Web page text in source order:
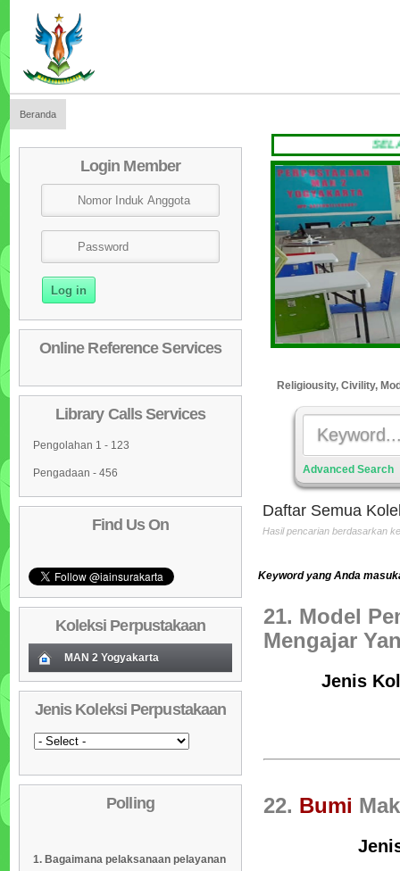
Beranda
Login Member
Online Reference Services
Library Calls Services
Pengolahan 1 - 123
Pengadaan - 456
Find Us On
Koleksi Perpustakaan
MAN 2 Yogyakarta
02 Daftar Koleksi Baru (Tgl.Input)
03 Daftar Koleksi (Pengarang)
04 Daftar Koleksi (Judul)
Daftar Koleksi (Subyek)
Dipinjam
07 Daftar Koleksi (Klasifikasi/ddc)
Jenis Koleksi Perpustakaan
Polling
1. Bagaimana pelaksanaan pelayanan
SELAMAT
Religiousity, Civility,
Advanced Search
Daftar Semua
Hasil pencarian berdasarkan
Keyword yang Anda
21. Model
Mengajar
Jenis
22. Bumi